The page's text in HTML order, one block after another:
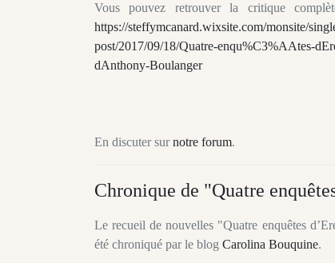
Vous pouvez retrouver la critique
https://steffymcanard.wixsite.com/monsite/
post/2017/09/18/Quatre-enqu%C3%AAtes-
dAnthony-Boulanger
En discuter surnotre forum.
Chronique de "Quatre
Le recueil de nouvelles "Quatre enquêtes
été chroniqué par le blog Carolina Bouquine.